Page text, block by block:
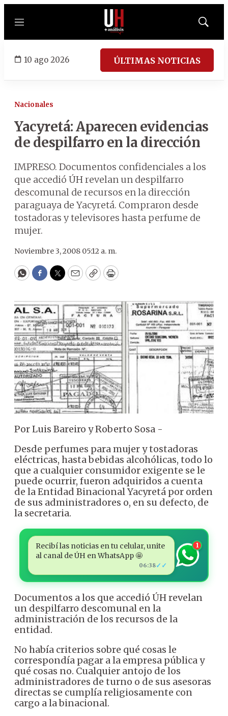
Menú
Mostrar
10 ago 2026 ÚLTIMAS NOTICIAS
Nacionales
Yacyretá: Aparecen evidencias
de despilfarro en la dirección
IMPRESO. Documentos confidenciales a los
que accedió ÚH revelan un despilfarro
descomunal de recursos en la dirección
paraguaya de Yacyretá. Compraron desde
tostadoras y televisores hasta perfume de
mujer.
Noviembre 3, 2008 05:12 a. m.
WhatsApp
Facebook
Twitter
EmailCopyPrint
Por Luis Bareiro y Roberto Sosa -
Desde perfumes para mujer y tostadoras
eléctricas, hasta bebidas alcohólicas, todo lo
que a cualquier consumidor exigente se le
puede ocurrir, fueron adquiridos a cuenta
de la Entidad Binacional Yacyretá por orden
de sus administradores o, en su defecto, de
la secretaria.
Recibí las noticias en tu celular, unite
al canal de ÚH en WhatsApp 🤩
06:38✓✓
1
Documentos a los que accedió ÚH revelan
un despilfarro descomunal en la
administración de los recursos de la
entidad.
No había criterios sobre qué cosas le
correspondía pagar a la empresa pública y
qué cosas no. Cualquier antojo de los
administradores de turno o de sus asesoras
directas se cumplía religiosamente con
cargo a la binacional.